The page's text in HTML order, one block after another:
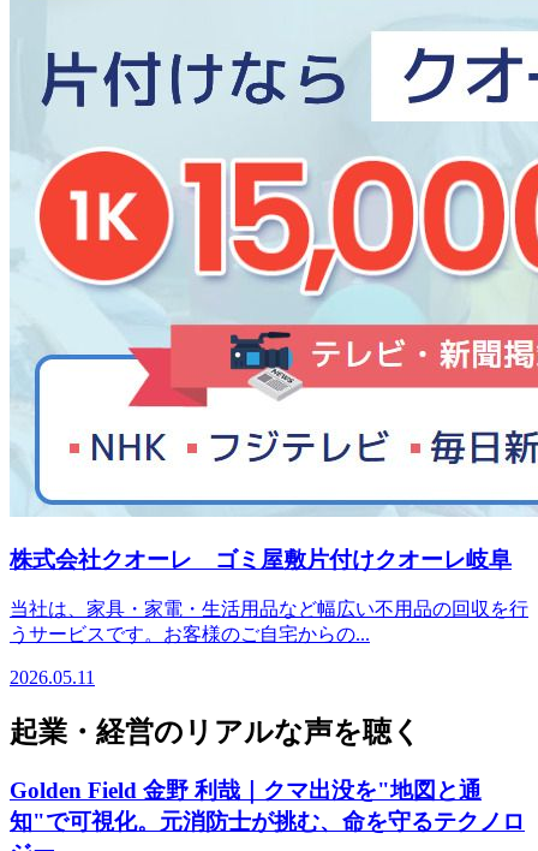
株式会社クオーレ ゴミ屋敷片付けクオーレ岐阜
当社は、家具・家電・生活用品など幅広い不用品の回収を行
うサービスです。お客様のご自宅からの...
2026.05.11
起業・経営のリアルな声を聴く
Golden Field 金野 利哉｜クマ出没を"地図と通
知"で可視化。元消防士が挑む、命を守るテクノロ